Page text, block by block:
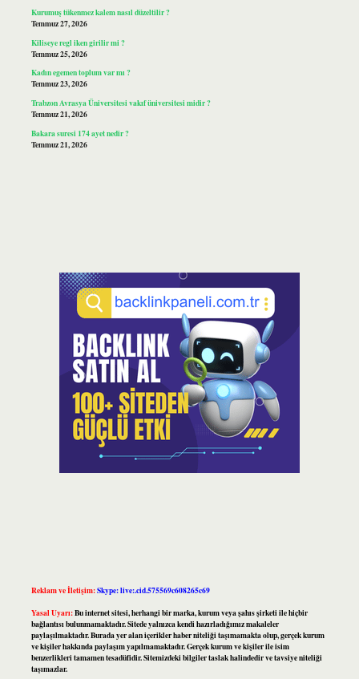
Kurumuş tükenmez kalem nasıl düzeltilir ?
Temmuz 27, 2026
Kiliseye regl iken girilir mi ?
Temmuz 25, 2026
Kadın egemen toplum var mı ?
Temmuz 23, 2026
Trabzon Avrasya Üniversitesi vakıf üniversitesi midir ?
Temmuz 21, 2026
Bakara suresi 174 ayet nedir ?
Temmuz 21, 2026
Reklam ve İletişim:Skype: live:.cid.575569c608265c69
Yasal Uyarı:Bu internet sitesi, herhangi bir marka, kurum veya şahıs şirketi ile hiçbir
bağlantısı bulunmamaktadır. Sitede yalnızca kendi hazırladığımız makaleler
paylaşılmaktadır. Burada yer alan içerikler haber niteliği taşımamakta olup, gerçek kurum
ve kişiler hakkında paylaşım yapılmamaktadır. Gerçek kurum ve kişiler ile isim
benzerlikleri tamamen tesadüfidir. Sitemizdeki bilgiler taslak halindedir ve tavsiye niteliği
taşımazlar.